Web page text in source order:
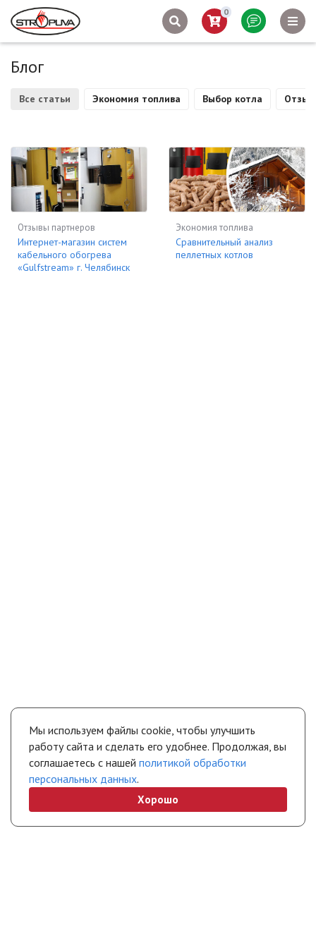
0
Блог
Все статьи Экономия топлива Выбор котла
Отзывы партнеров
Интернет-магазин систем
кабельного обогрева
«Gulfstream» г. Челябинск
Экономия топлива
Сравнительный анализ
пеллетных котлов
Мы используем файлы cookie, чтобы улучшить
работу сайта и сделать его удобнее. Продолжая, вы
соглашаетесь с нашей политикой обработки
персональных данных.
Хорошо